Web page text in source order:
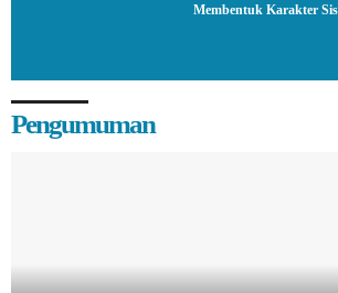
Membentuk Karakter
Pengumuman